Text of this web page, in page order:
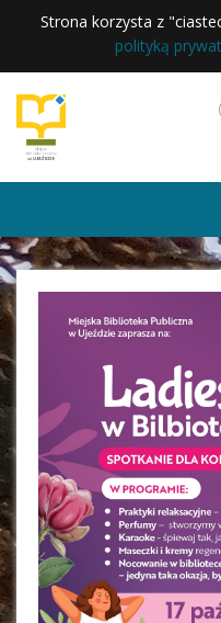
Strona korzysta z
polityką